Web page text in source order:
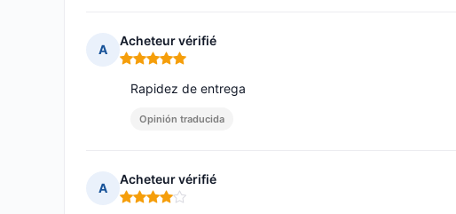
A
Acheteur vérifié
Nota: 5 de 5
Rapidez de entrega
Opinión traducida
A
Acheteur vérifié
Nota: 4 de 5